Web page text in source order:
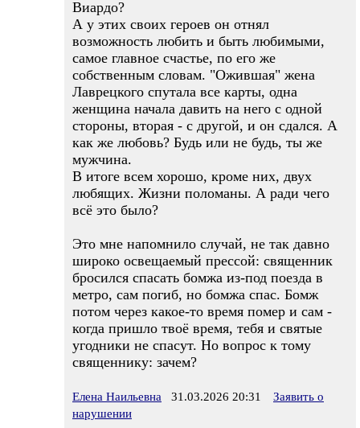
Виардо?
А у этих своих героев он отнял
возможность любить и быть любимыми,
самое главное счастье, по его же
собственным словам. "Ожившая" жена
Лаврецкого спутала все карты, одна
женщина начала давить на него с одной
стороны, вторая - с другой, и он сдался. А
как же любовь? Будь или не будь, ты же
мужчина.
В итоге всем хорошо, кроме них, двух
любящих. Жизни поломаны. А ради чего
всё это было?
Это мне напомнило случай, не так давно
широко освещаемый прессой: священник
бросился спасать бомжа из-под поезда в
метро, сам погиб, но бомжа спас. Бомж
потом через какое-то время помер и сам -
когда пришло твоё время, тебя и святые
угодники не спасут. Но вопрос к тому
священнику: зачем?
Елена Наильевна 31.03.2026 20:31
Заявить о
нарушении